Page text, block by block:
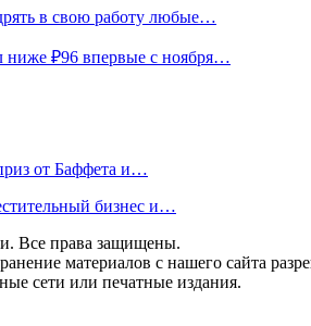
в свою работу любые…
ниже ₽96 впервые с ноября…
от Баффета и…
бизнес и…
Все права защищены.
материалов с нашего сайта
сети или печатные издания.